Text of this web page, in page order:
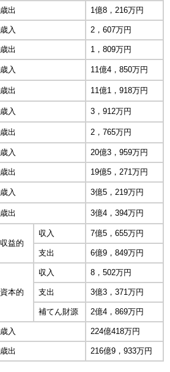
歳出 1億8，216万円
歳入 2，607万円
歳出 1，809万円
歳入 11億4，850万円
歳出 11億1，918万円
歳入 3，912万円
歳出 2，765万円
歳入 20億3，959万円
歳出 19億5，271万円
歳入 3億5，219万円
歳出 3億4，394万円
収益的
収入 7億5，655万円
支出 6億9，849万円
資本的
収入 8，502万円
支出 3億3，371万円
補てん財源 2億4，869万円
歳入 224億418万円
歳出 216億9，933万円